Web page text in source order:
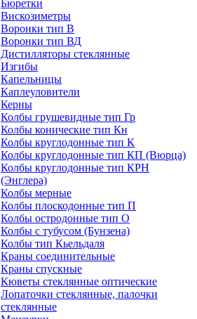
Бюретки
Вискозиметры
Воронки тип В
Воронки тип ВД
Дистилляторы стеклянные
Изгибы
Капельницы
Каплеуловители
Керны
Колбы грушевидные тип Гр
Колбы конические тип Кн
Колбы круглодонные тип К
Колбы круглодонные тип КП (Вюрца)
Колбы круглодонные тип КРН
(Энглера)
Колбы мерные
Колбы плоскодонные тип П
Колбы остродонные тип О
Колбы с тубусом (Бунзена)
Колбы тип Кьельдаля
Краны соединительные
Краны спускные
Кюветы стеклянные оптические
Лопаточки стеклянные, палочки
стеклянные